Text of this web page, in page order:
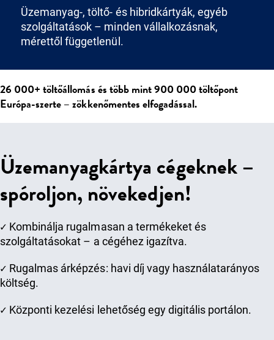
Üzemanyag-, töltő- és hibridkártyák, egyéb
szolgáltatások – minden vállalkozásnak,
mérettől függetlenül.
26 000+ töltőállomás és több mint 900 000 töltőpont
Európa-szerte – zökkenőmentes elfogadással.
Üzemanyagkártya cégeknek –
spóroljon, növekedjen!
✓ Kombinálja rugalmasan a termékeket és
szolgáltatásokat – a cégéhez igazítva.
✓ Rugalmas árképzés: havi díj vagy használatarányos
költség.
✓ Központi kezelési lehetőség egy digitális portálon.